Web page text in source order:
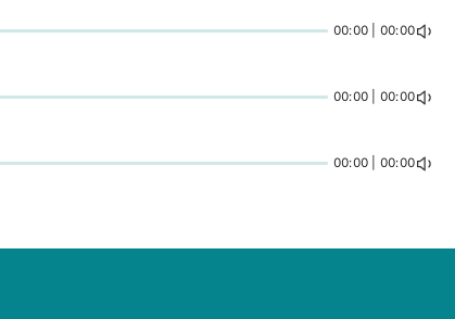
00:00 | 00:00
00:00 | 00:00
00:00 | 00:00